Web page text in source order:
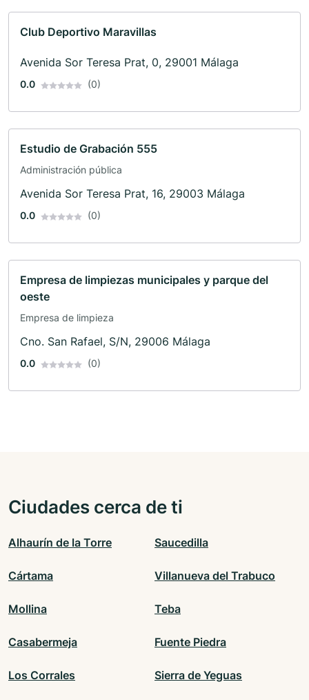
Club Deportivo Maravillas
Avenida Sor Teresa Prat, 0, 29001 Málaga
0.0 (0)
Estudio de Grabación 555
Administración pública
Avenida Sor Teresa Prat, 16, 29003 Málaga
0.0 (0)
Empresa de limpiezas municipales y parque del
oeste
Empresa de limpieza
Cno. San Rafael, S/N, 29006 Málaga
0.0 (0)
Ciudades cerca de ti
Alhaurín de la Torre Saucedilla
Cártama Villanueva del Trabuco
Mollina Teba
Casabermeja Fuente Piedra
Los Corrales Sierra de Yeguas